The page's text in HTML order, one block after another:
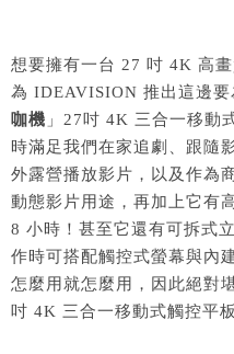
想要擁有一台 27 吋 4K 高
為 IDEAVISION 推出這邊要
咖機 」27吋 4K 三合一移動
時滿足我們在家追劇、跟隨
外露營播放影片，以及作為
動態影片用途，再加上它有
8 小時！甚至它還有可拆式
作時可搭配觸控式螢幕與內
怎麼用就怎麼用，因此絕對
吋 4K 三合一移動式觸控平板